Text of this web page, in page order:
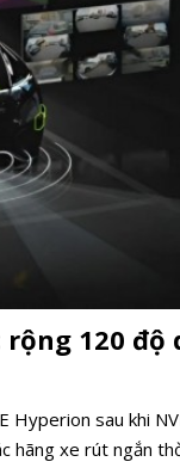
120 độ
Hyperion sau khi
hãng xe rút ngắn